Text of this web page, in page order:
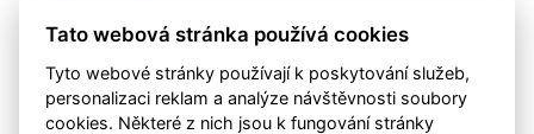
Štrublíka u našeho áčka Domníváme se, že pouhé
Tato webová stránka používá cookies
Tyto webové stránky používají k poskytování služeb,
personalizaci reklam a analýze návštěvnosti soubory
cookies. Některé z nich jsou k fungování stránky